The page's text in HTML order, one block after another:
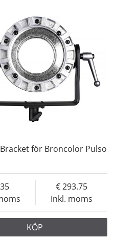
för Broncolor Pulso
Inkl. moms
293.75
KÖP